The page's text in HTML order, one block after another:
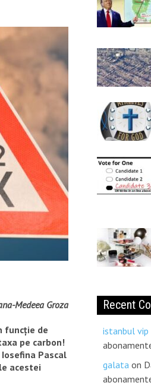
Medeea Groza
funcție de
pe carbon!
Pascal
acestei
Recent
istanbul vip
galata on